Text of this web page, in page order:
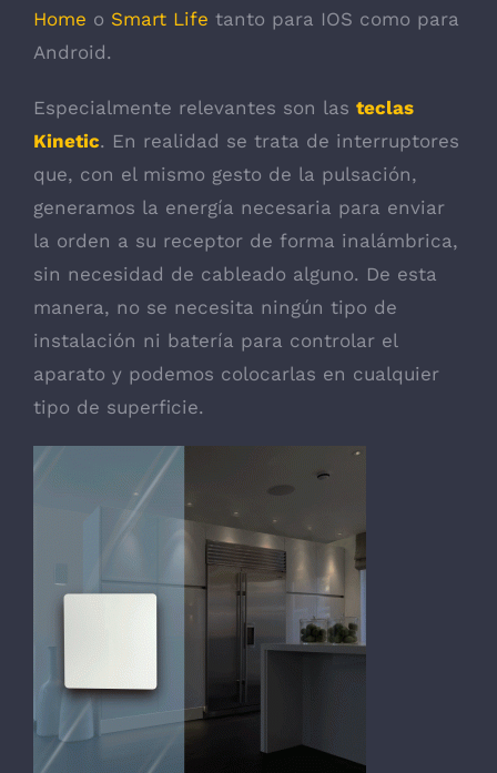
Home o Smart Life tanto para IOS como para
Android.
Especialmente relevantes son las teclas
Kinetic. En realidad se trata de interruptores
que, con el mismo gesto de la pulsación,
generamos la energía necesaria para enviar
la orden a su receptor de forma inalámbrica,
sin necesidad de cableado alguno. De esta
manera, no se necesita ningún tipo de
instalación ni batería para controlar el
aparato y podemos colocarlas en cualquier
tipo de superficie.